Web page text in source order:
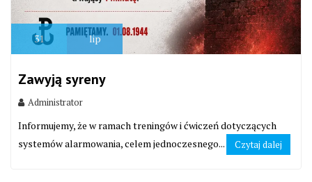
31 lip
Zawyją syreny
Administrator
Informujemy, że w ramach treningów i ćwiczeń dotyczących
systemów alarmowania, celem jednoczesnego...
Czytaj dalej